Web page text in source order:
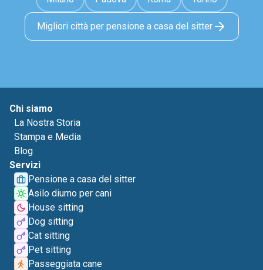
Migliori città per pensione a casa del sitter
Chi siamo
La Nostra Storia
Stampa e Media
Blog
Servizi
Pensione a casa del sitter
Asilo diurno per cani
House sitting
Dog sitting
Cat sitting
Pet sitting
Passeggiata cane